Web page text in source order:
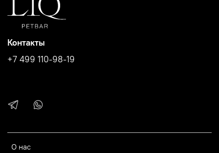
О нас
Контакты
+7 499 110-98-19